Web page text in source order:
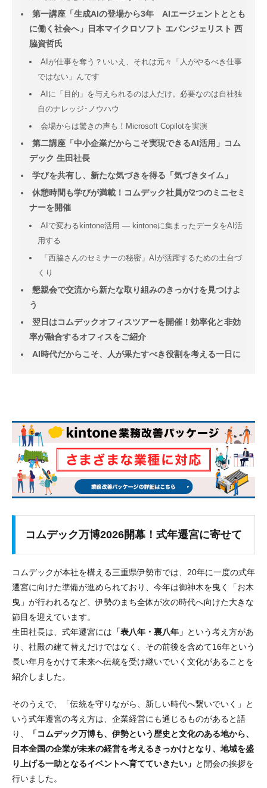
第一講座「生成AIの登場から3年 AIエージェントととも
に働く社会へ」日本マイクロソフト エバンジェリスト 西
脇資哲氏
AIが仕事を奪う？いいえ、それは元々「人がやるべき仕事
ではない」んです
AIに「目的」を与えられるのは人だけ。必要なのは自社独
自のナレッジ･ノウハウ
会場からは驚きの声も！Microsoft Copilotを実演
第二講座「中小企業だからこそ実現できるAI活用」コム
デック 生田社長
学びを共有し、新たな気づきを得る「気づきタイム」
休憩時間も学びが満載！コムデック社員が2つのミニセミ
ナーを開催
AIで変わるkintone活用 ― kintoneに集まったデータをAI活
用する
「西脇さんのセミナーの秘密」AIが活躍するための土台づ
くり
懇親会で交流から新たな取り組みのきっかけを見つけよ
う
翌日はコムデックオフィスツアーを開催！効率化と非効
率が融合するオフィスをご紹介
AI時代だからこそ、人が果たすべき役割を考える一日に
コムデック万博2026開幕！式年遷宮に寄せて
コムデックが本社を構える三重県伊勢市では、20年に一度の式年
遷宮に向けた準備が進められており、今年は御神木を曳く「お木
曳」が行われるなど、伊勢のまち全体が次の時代へ向けた大きな
節目を迎えています。
生田社長は、式年遷宮には 「表八年・裏八年」 という考え方があ
り、社殿の建て替えだけではなく、その前後を含めて16年という
長い年月をかけて未来へ伝統を受け継いでいく文化があることを
紹介しました。
そのうえで、「伝統を守りながら、新しい時代へ繋いでいく」と
いう式年遷宮の考え方は、企業経営にも通じるものがあると語
り、
「コムデック万博も、伊勢という歴史と文化のある地から、
日本全国の企業が未来の経営を考えるきっかけとなり、地域を盛
り上げる一助となるイベントへ育てていきたい」 と開会の挨拶を
行いました。